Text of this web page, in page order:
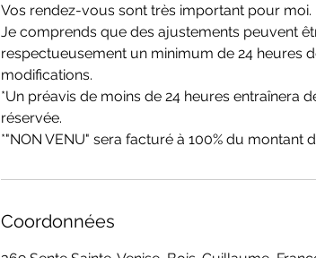
Vos rendez-vous sont très important pour moi.
Je comprends que des ajustements peuvent
respectueusement un minimum de 24 heures
modifications.
*Un préavis de moins de 24 heures entraînera
réservée.
*"NON VENU" sera facturé à 100% du montant
Coordonnées